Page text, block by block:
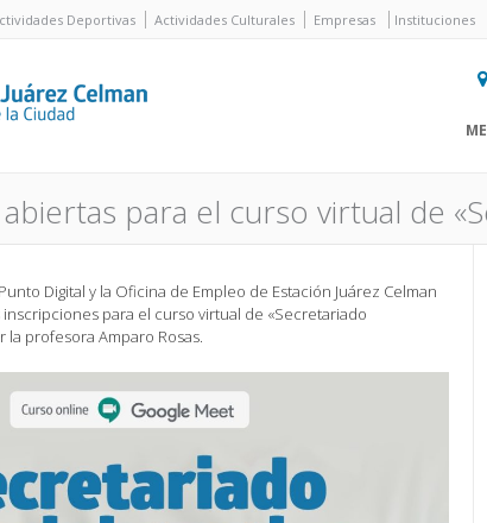
Deportivas Actividades Culturales Empresas Instituciones
para el curso virtual de
Digital y la Oficina de Empleo de Estación Juárez Celman
para el curso virtual de «Secretariado
profesora Amparo Rosas.